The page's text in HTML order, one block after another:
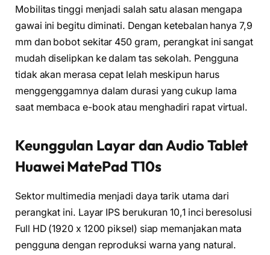
Mobilitas tinggi menjadi salah satu alasan mengapa
gawai ini begitu diminati. Dengan ketebalan hanya 7,9
mm dan bobot sekitar 450 gram, perangkat ini sangat
mudah diselipkan ke dalam tas sekolah. Pengguna
tidak akan merasa cepat lelah meskipun harus
menggenggamnya dalam durasi yang cukup lama
saat membaca e-book atau menghadiri rapat virtual.
Keunggulan Layar dan Audio Tablet
Huawei MatePad T10s
Sektor multimedia menjadi daya tarik utama dari
perangkat ini. Layar IPS berukuran 10,1 inci beresolusi
Full HD (1920 x 1200 piksel) siap memanjakan mata
pengguna dengan reproduksi warna yang natural.